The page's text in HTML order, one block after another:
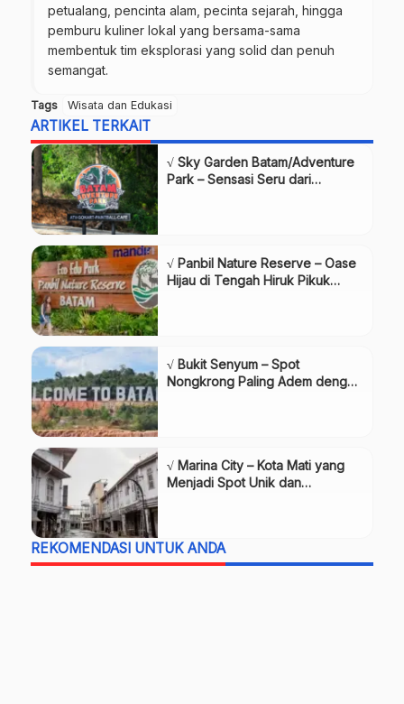
petualang, pencinta alam, pecinta sejarah, hingga
pemburu kuliner lokal yang bersama-sama
membentuk tim eksplorasi yang solid dan penuh
semangat.
Tags Wisata dan Edukasi
ARTIKEL TERKAIT
√ Sky Garden Batam/Adventure
Park – Sensasi Seru dari
√ Panbil Nature Reserve – Oase
Hijau di Tengah Hiruk Pikuk
√ Bukit Senyum – Spot
Nongkrong Paling Adem dengan
√ Marina City – Kota Mati yang
Menjadi Spot Unik dan
REKOMENDASI UNTUK ANDA